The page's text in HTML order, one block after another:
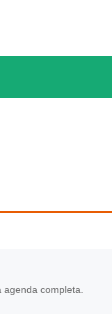
completa.